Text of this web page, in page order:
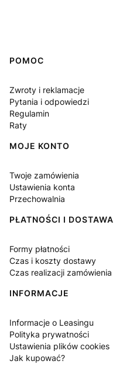
Linki w stopce
POMOC
Zwroty i reklamacje
Pytania i odpowiedzi
Regulamin
Raty
MOJE KONTO
Twoje zamówienia
Ustawienia konta
Przechowalnia
PŁATNOŚCI I DOSTAWA
Formy płatności
Czas i koszty dostawy
Czas realizacji zamówienia
INFORMACJE
Informacje o Leasingu
Polityka prywatności
Ustawienia plików cookies
Jak kupować?